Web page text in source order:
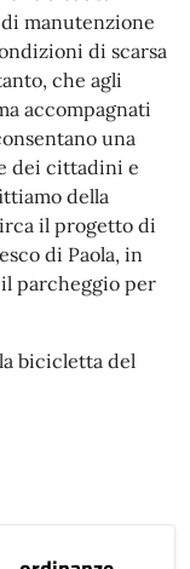
di manutenzione
di scarsa
che agli
accompagnati
una
dei cittadini e
della
il progetto di
di Paola, in
parcheggio per
bicicletta del